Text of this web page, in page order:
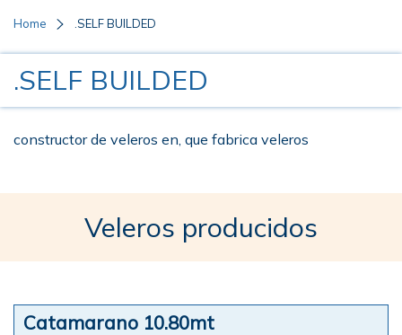
Home .SELF BUILDED
.SELF BUILDED
constructor de veleros en, que fabrica veleros
Veleros producidos
Catamarano 10.80mt